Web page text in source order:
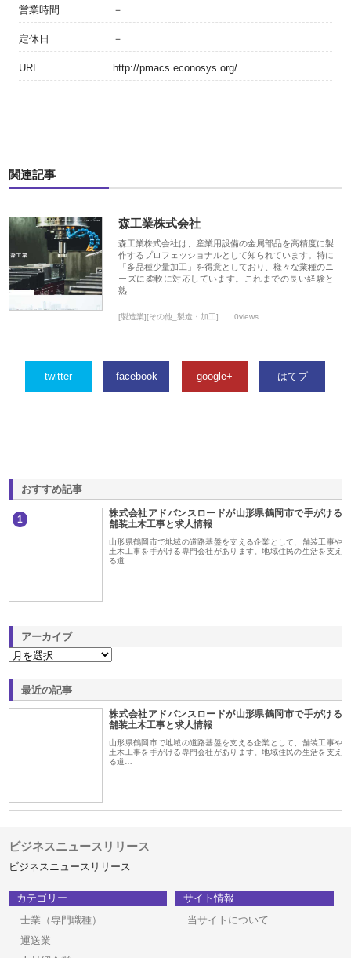
営業時間 －
定休日 －
URL http://pmacs.econosys.org/
関連記事
森工業株式会社
森工業株式会社は、産業用設備の金属部品を高精度に製
作するプロフェッショナルとして知られています。特に
「多品種少量加工」を得意としており、様々な業種のニ
ーズに柔軟に対応しています。これまでの長い経験と
熟…
[製造業][その他_製造・加工] 0views
twitter facebook google+ はてブ
おすすめ記事
1
株式会社アドバンスロードが山形県鶴岡市で手がける
舗装土木工事と求人情報
山形県鶴岡市で地域の道路基盤を支える企業として、舗装工事や
土木工事を手がける専門会社があります。地域住民の生活を支え
る道…
アーカイブ
最近の記事
株式会社アドバンスロードが山形県鶴岡市で手がける
舗装土木工事と求人情報
山形県鶴岡市で地域の道路基盤を支える企業として、舗装工事や
土木工事を手がける専門会社があります。地域住民の生活を支え
る道…
ビジネスニュースリリース
ビジネスニュースリリース
カテゴリー
士業（専門職種）
運送業
サイト情報
当サイトについて